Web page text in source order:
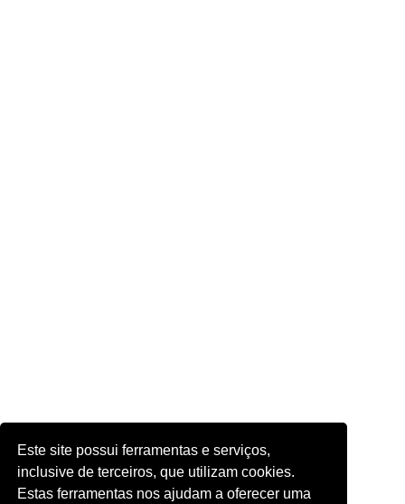
Este site possui ferramentas e serviços,
inclusive de terceiros, que utilizam cookies.
Estas ferramentas nos ajudam a oferecer uma